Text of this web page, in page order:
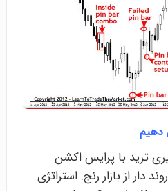
دهیم
ترید با پرایس اکشن
دار از بازار رنج. استراتژی